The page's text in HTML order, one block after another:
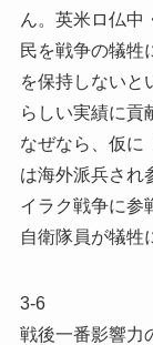
ん。英米ロ仏中
民を戦争の犠牲
を保持しないと
らしい実績に貢
なぜなら、仮に
は海外派兵され
イラク戦争に参
自衛隊員が犠牲
3-6
戦後一番影響力